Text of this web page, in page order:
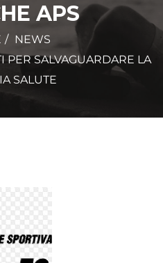
APS
NEWS
PER SALVAGUARDARE LA
SALUTE